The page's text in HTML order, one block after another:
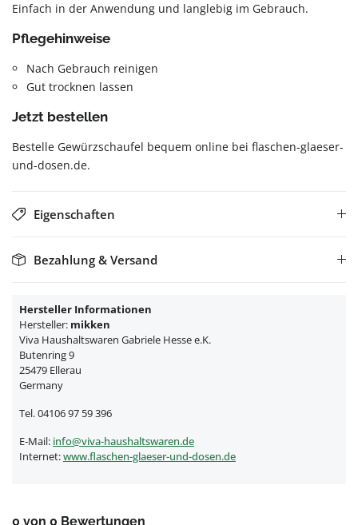
Einfach in der Anwendung und langlebig im Gebrauch.
Pflegehinweise
Nach Gebrauch reinigen
Gut trocknen lassen
Jetzt bestellen
Bestelle Gewürzschaufel bequem online bei flaschen-glaeser-
und-dosen.de.
Eigenschaften
Bezahlung & Versand
Hersteller Informationen
Hersteller: mikken
Viva Haushaltswaren Gabriele Hesse e.K.
Butenring 9
25479 Ellerau
Germany
Tel. 04106 97 59 396
E-Mail: info@viva-haushaltswaren.de
Internet:www.flaschen-glaeser-und-dosen.de
0 von 0 Bewertungen